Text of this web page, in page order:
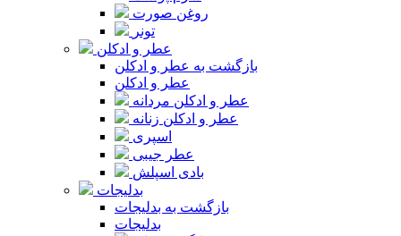
روغن صورت
تونر
عطر و ادکلن
بازگشت به عطر و ادکلن
عطر و ادکلن
عطر و ادکلن مردانه
عطر و ادکلن زنانه
اسپری
عطر جیبی
بادی اسپلش
بدلیجات
بازگشت به بدلیجات
بدلیجات